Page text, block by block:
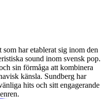
har etablerat sig inom den
sound inom svensk pop.
sin förmåga att kombinera
känsla. Sundberg har
hits och sitt engagerande